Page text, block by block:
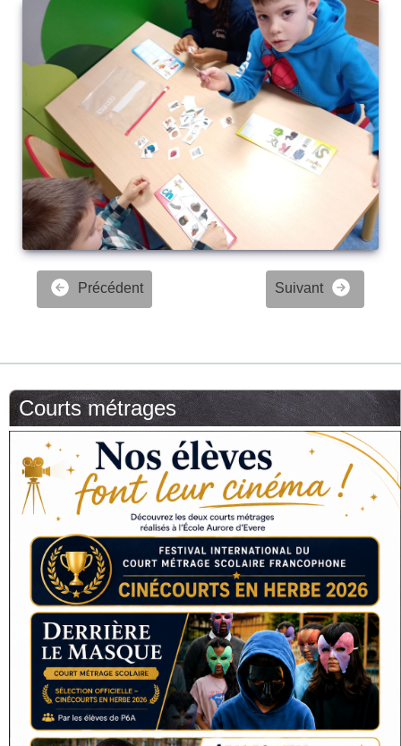
Précédent Suivant
Courts métrages